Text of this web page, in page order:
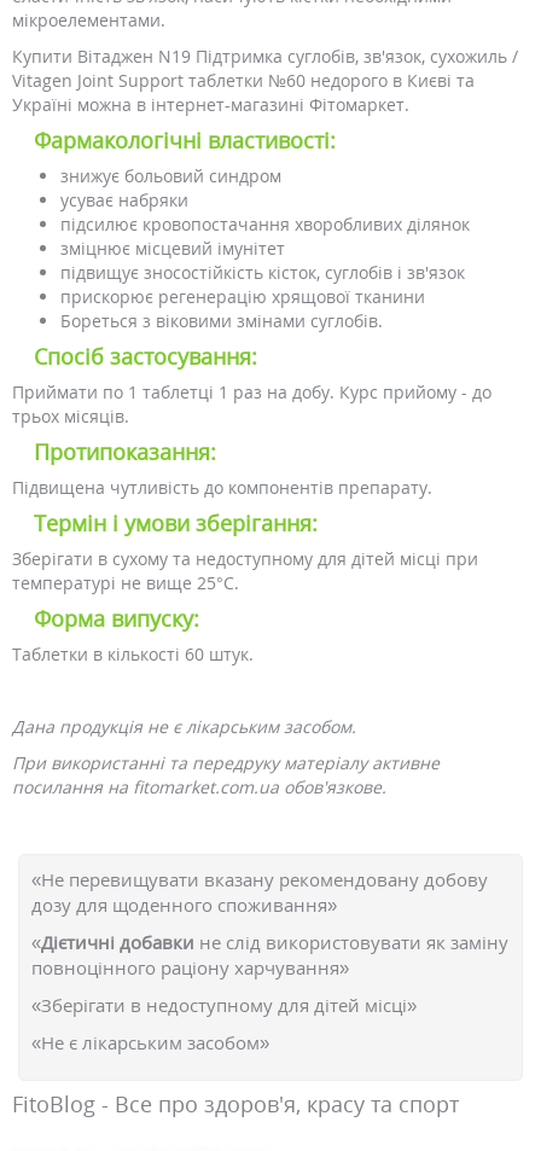
мікроелементами.
Купити Вітаджен N19 Підтримка суглобів, зв'язок, сухожиль /
Vitagen Joint Support таблетки №60 недорого в Києві та
Україні можна в інтернет-магазині Фітомаркет.
Фармакологічні властивості:
знижує больовий синдром
усуває набряки
підсилює кровопостачання хворобливих ділянок
зміцнює місцевий імунітет
підвищує зносостійкість кісток, суглобів і зв'язок
прискорює регенерацію хрящової тканини
Бореться з віковими змінами суглобів.
Спосіб застосування:
Приймати по 1 таблетці 1 раз на добу. Курс прийому - до
трьох місяців.
Протипоказання:
Підвищена чутливість до компонентів препарату.
Термін і умови зберігання:
Зберігати в сухому та недоступному для дітей місці при
температурі не вище 25°C.
Форма випуску:
Таблетки в кількості 60 штук.
Дана продукція не є лікарським засобом.
При використанні та передруку матеріалу активне
посилання на fitomarket.com.ua обов'язкове.
«Не перевищувати вказану рекомендовану добову
дозу для щоденного споживання»
«Дієтичні добавки не слід використовувати як заміну
повноцінного раціону харчування»
«Зберігати в недоступному для дітей місці»
«Не є лікарським засобом»
FitoBlog - Все про здоров'я, красу та спорт